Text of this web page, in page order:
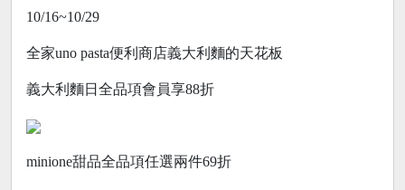
10/16~10/29
全家uno pasta便利商店義大利麵的天花板
義大利麵日全品項會員享88折
minione甜品全品項任選兩件69折